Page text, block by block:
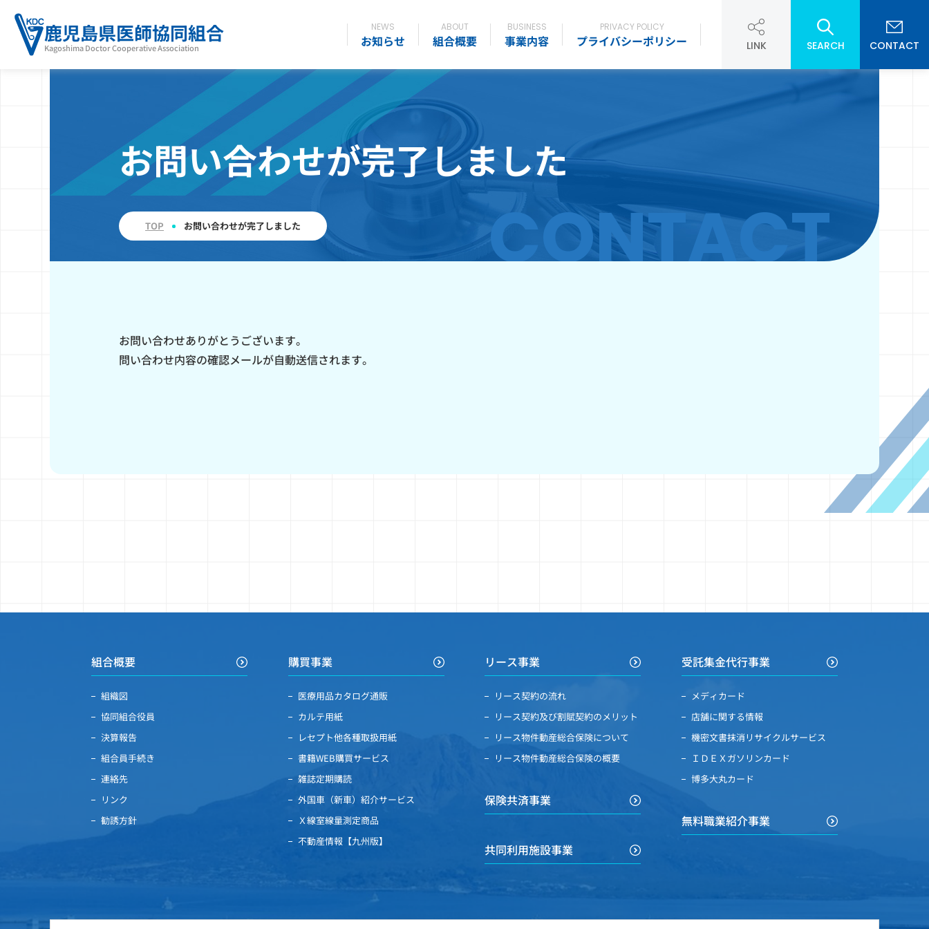
鹿児島県医師協同組合
Kagoshima Doctor Cooperative Association
NEWS
お知らせ
ABOUT
組合概要
BUSINESS
事業内容
PRIVACY POLICY
プライバシーポリシー LINK SEARCH CONTACT
お問い合わせが完了しました
TOP お問い合わせが完了しました CONTACT
お問い合わせありがとうございます。
問い合わせ内容の確認メールが自動送信されます。
組合概要
組織図
協同組合役員
決算報告
組合員手続き
連絡先
リンク
勧誘方針
購買事業
医療用品カタログ通販
カルテ用紙
レセプト他各種取扱用紙
書籍WEB購買サービス
雑誌定期購読
外国車（新車）紹介サービス
Ｘ線室線量測定商品
不動産情報【九州版】
リース事業
リース契約の流れ
リース契約及び割賦契約のメリット
リース物件動産総合保険について
リース物件動産総合保険の概要
保険共済事業
共同利用施設事業
受託集金代行事業
メディカード
店舗に関する情報
機密文書抹消リサイクルサービス
ＩＤＥＸガソリンカード
博多大丸カード
無料職業紹介事業